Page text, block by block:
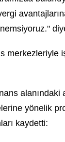
merkezleriyle
alanındaki
yönelik
kaydetti: